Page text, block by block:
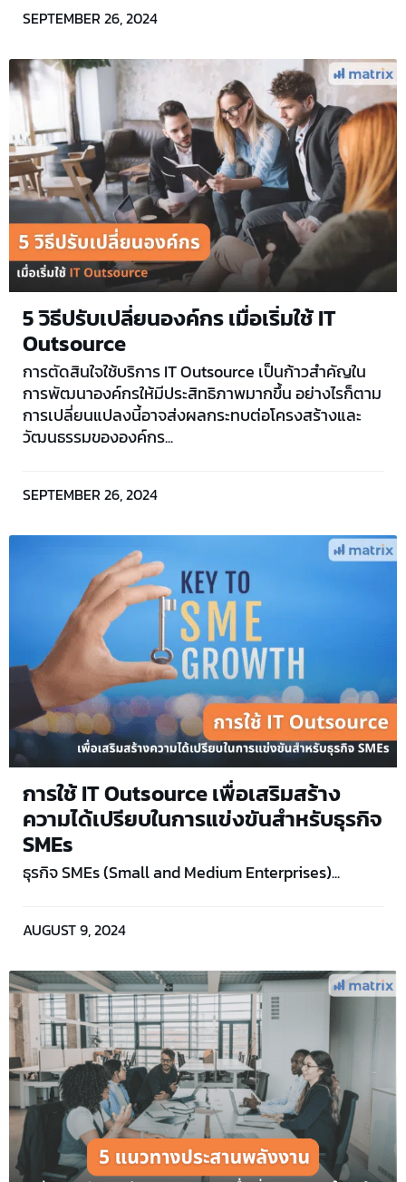
SEPTEMBER 26, 2024
5 วิธีปรับเปลี่ยนองค์กร เมื่อเริ่มใช้ IT
Outsource
การตัดสินใจใช้บริการ IT Outsource เป็นก้าวสำคัญใน
การพัฒนาองค์กรให้มีประสิทธิภาพมากขึ้น อย่างไรก็ตาม
การเปลี่ยนแปลงนี้อาจส่งผลกระทบต่อโครงสร้างและ
วัฒนธรรมขององค์กร...
SEPTEMBER 26, 2024
การใช้ IT Outsource เพื่อเสริมสร้าง
ความได้เปรียบในการแข่งขันสำหรับธุรกิจ
SMEs
ธุรกิจ SMEs (Small and Medium Enterprises)...
AUGUST 9, 2024